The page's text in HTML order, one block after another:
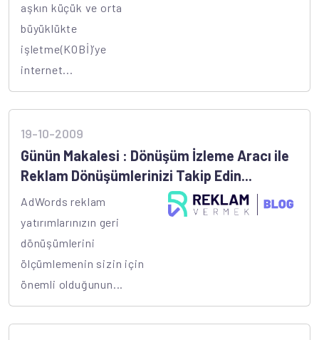
aşkın küçük ve orta
büyüklükte
işletme(KOBİ)’ye
internet...
19-10-2009
Günün Makalesi : Dönüşüm İzleme Aracı ile
Reklam Dönüşümlerinizi Takip Edin...
AdWords reklam
yatırımlarınızın geri
dönüşümlerini
ölçümlemenin sizin için
önemli olduğunun...